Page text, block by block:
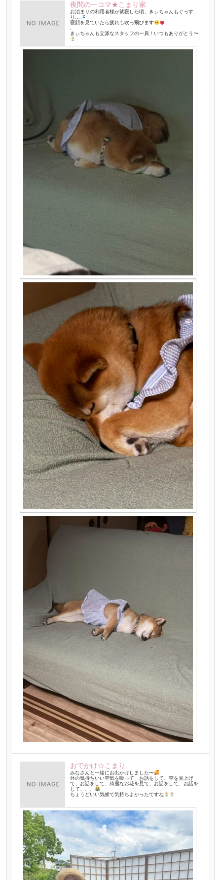
夜間の一コマ★こまり家
お泊まりの利用者様が就寝した頃、きぃちゃんもぐっす
り…
寝顔を見ていたら疲れも吹っ飛びます
.
きぃちゃんも立派なスタッフの一員！いつもありがとう〜
おでかけ☆こまり
みなさんと一緒にお出かけしました〜
外の気持ちいい空気を吸って、お話をして、空を見上げ
て、お話をして、綺麗なお花を見て、お話をして、お話を
して、、、
ちょうどいい気候で気持ちよかったですね